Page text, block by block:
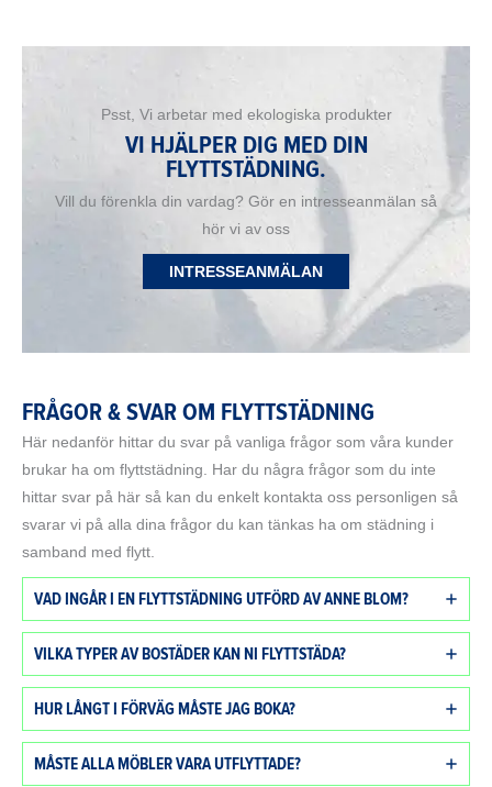
Psst, Vi arbetar med ekologiska produkter
VI HJÄLPER DIG MED DIN
FLYTTSTÄDNING.
Vill du förenkla din vardag? Gör en intresseanmälan så
hör vi av oss
INTRESSEANMÄLAN
FRÅGOR & SVAR OM FLYTTSTÄDNING
Här nedanför hittar du svar på vanliga frågor som våra kunder
brukar ha om flyttstädning. Har du några frågor som du inte
hittar svar på här så kan du enkelt kontakta oss personligen så
svarar vi på alla dina frågor du kan tänkas ha om städning i
samband med flytt.
VAD INGÅR I EN FLYTTSTÄDNING UTFÖRD AV ANNE BLOM?
VILKA TYPER AV BOSTÄDER KAN NI FLYTTSTÄDA?
HUR LÅNGT I FÖRVÄG MÅSTE JAG BOKA?
MÅSTE ALLA MÖBLER VARA UTFLYTTADE?